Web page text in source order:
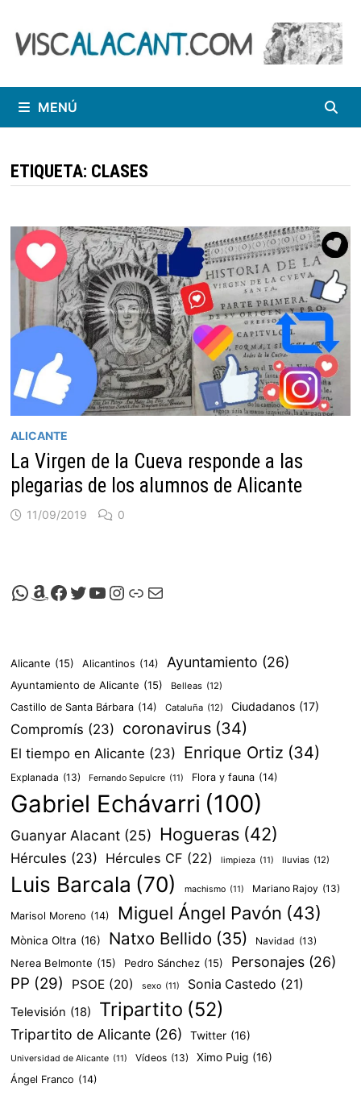
contenido
MENÚ
ETIQUETA: CLASES
ALICANTE
La Virgen de la Cueva responde a las
plegarias de los alumnos de Alicante
11/09/2019 0
Canal de Whatsapp de Viscalacant
Comprar en Amazon
Facebook de Viscalacant
Twitter de Viscalacant
Canal de Youtube de Viscalacant
Instagram de Viscalacant
Viscalacant en Polkaverse
Correo electrónico
Alicante (15) Alicantinos (14) Ayuntamiento (26)
Ayuntamiento de Alicante (15) Belleas (12)
Castillo de Santa Bárbara (14) Cataluña (12) Ciudadanos (17)
Compromís (23) coronavirus (34)
El tiempo en Alicante (23) Enrique Ortiz (34)
Explanada (13) Fernando Sepulcre (11) Flora y fauna (14)
Gabriel Echávarri (100)
Guanyar Alacant (25) Hogueras (42)
Hércules (23) Hércules CF (22) limpieza (11) lluvias (12)
Luis Barcala (70) machismo (11) Mariano Rajoy (13)
Marisol Moreno (14) Miguel Ángel Pavón (43)
Mònica Oltra (16) Natxo Bellido (35) Navidad (13)
Nerea Belmonte (15) Pedro Sánchez (15) Personajes (26)
PP (29) PSOE (20) sexo (11) Sonia Castedo (21)
Televisión (18) Tripartito (52)
Tripartito de Alicante (26) Twitter (16)
Universidad de Alicante (11) Vídeos (13) Ximo Puig (16)
Ángel Franco (14)